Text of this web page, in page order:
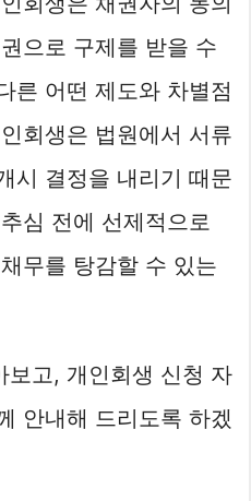
으로 구제를 받을 수
른 어떤 제도와 차별점
회생은 법원에서 서류
시 결정을 내리기 때문
심 전에 선제적으로
무를 탕감할 수 있는
보고, 개인회생 신청 자
안내해 드리도록 하겠